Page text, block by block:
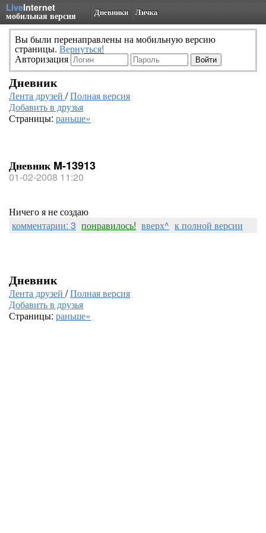
LiveInternet
мобильная версия Дневники Личка
Вы были перенаправлены на мобильную версию
страницы. Вернуться!
Авторизация
Дневник
Лента друзей /Полная версия
Добавить в друзья
Страницы: раньше»
Дневник M-13913
01-02-2008 11:20
Ничего я не создаю
комментарии: 3 понравилось! вверх^ к полной версии
Дневник
Лента друзей /Полная версия
Добавить в друзья
Страницы: раньше»